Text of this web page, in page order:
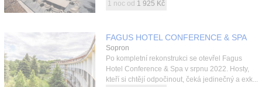
1 noc od 1 925 Kč
FAGUS HOTEL CONFERENCE & SPA
Sopron
Po kompletní rekonstrukci se otevřel Fagus
Hotel Conference & Spa v srpnu 2022. Hosty,
kteří si chtějí odpočinout, čeká jedinečný a exk...